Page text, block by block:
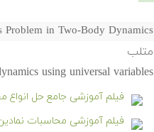
Problem in Two-Body Dynamics
متلب
using universal variables
فیلم آموزشی جامع حل انواع
فیلم آموزشی محاسبات